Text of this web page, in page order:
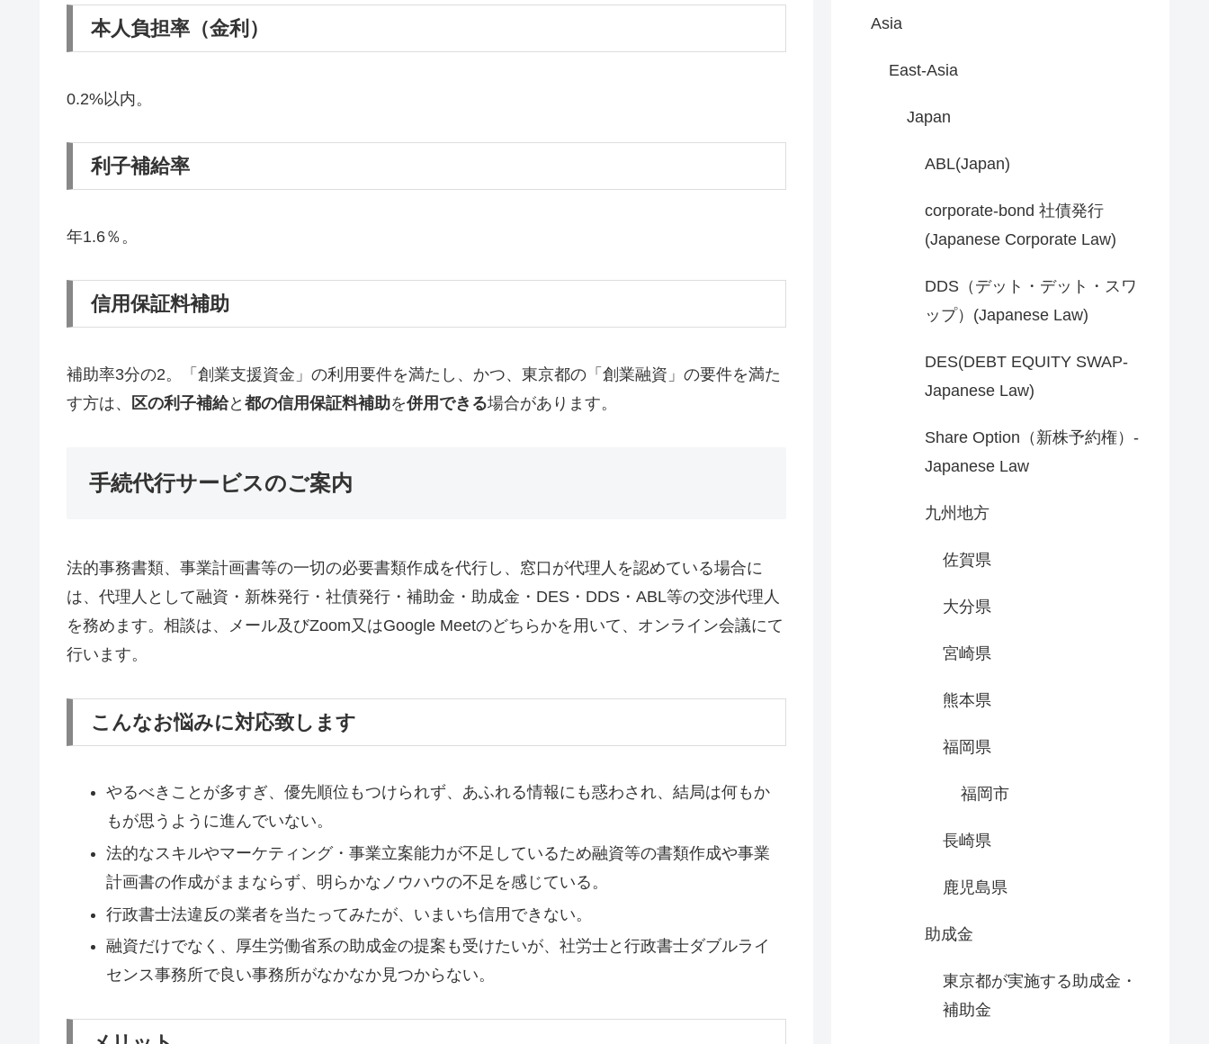
本人負担率（金利）
0.2%以内。
利子補給率
年1.6％。
信用保証料補助
補助率3分の2。「創業支援資金」の利用要件を満たし、かつ、東京都の「創業融資」の要件を満た
す方は、
区の利子補給と 都の信用保証料補助を併用できる場合があります。
手続代行サービスのご案内
法的事務書類、事業計画書等の一切の必要書類作成を代行し、窓口が代理人を認めている場合に
は、代理人として融資・新株発行・社債発行・補助金・助成金・DES・DDS・ABL等の交渉代理人
を務めます。相談は、メール及びZoom又はGoogle Meetのどちらかを用いて、オンライン会議にて
行います。
こんなお悩みに対応致します
やるべきことが多すぎ、優先順位もつけられず、あふれる情報にも惑わされ、結局は何もか
もが思うように進んでいない。
法的なスキルやマーケティング・事業立案能力が不足しているため融資等の書類作成や事業
計画書の作成がままならず、明らかなノウハウの不足を感じている。
行政書士法違反の業者を当たってみたが、いまいち信用できない。
融資だけでなく、厚生労働省系の助成金の提案も受けたいが、社労士と行政書士ダブルライ
センス事務所で良い事務所がなかなか見つからない。
Asia
East-Asia
Japan
ABL(Japan)
corporate-bond 社債発行
(Japanese Corporate Law)
DDS（デット・デット・スワ
ップ）(Japanese Law)
DES(DEBT EQUITY SWAP-
Japanese Law)
Share Option（新株予約権）-
Japanese Law
九州地方
佐賀県
大分県
宮崎県
熊本県
福岡県
福岡市
長崎県
鹿児島県
助成金
東京都が実施する助成金・
補助金